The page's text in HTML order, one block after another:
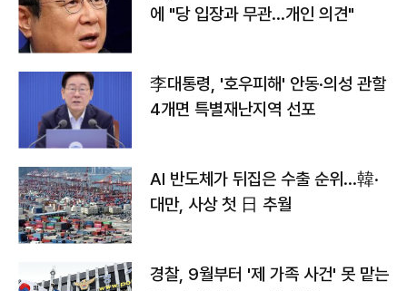
에 "당 입장과 무관…개인 의견"
李대통령, '호우피해' 안동·의성 관할
4개면 특별재난지역 선포
AI 반도체가 뒤집은 수출 순위…韓·
대만, 사상 첫 日 추월
경찰, 9월부터 '제 가족 사건' 못 맡는